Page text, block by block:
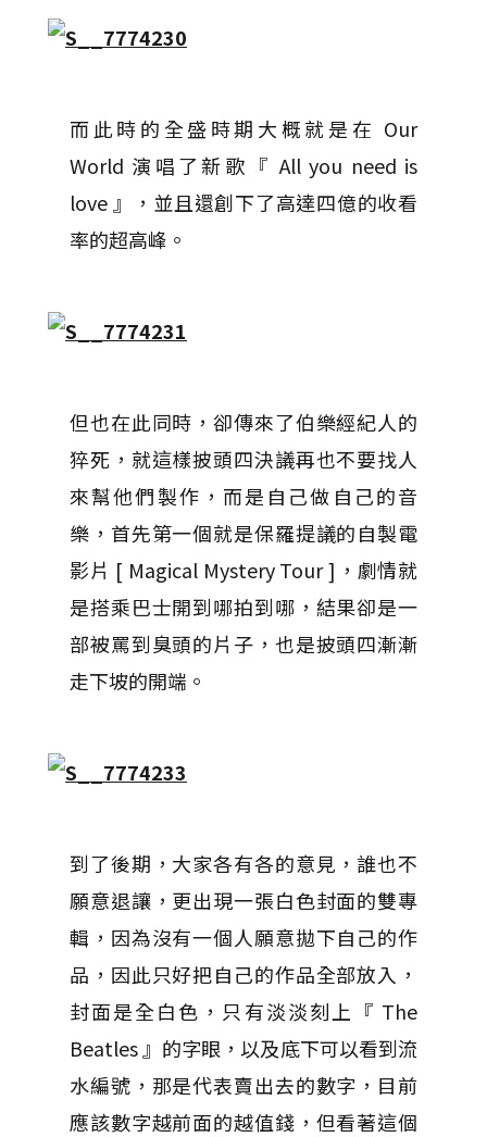
而此時的全盛時期大概就是在 Our
World 演唱了新歌『 All you need is
love 』，並且還創下了高達四億的收看
率的超高峰。
但也在此同時，卻傳來了伯樂經紀人的
猝死，就這樣披頭四決議再也不要找人
來幫他們製作，而是自己做自己的音
樂，首先第一個就是保羅提議的自製電
影片 [ Magical Mystery Tour ]，劇情就
是搭乘巴士開到哪拍到哪，結果卻是一
部被罵到臭頭的片子，也是披頭四漸漸
走下坡的開端。
到了後期，大家各有各的意見，誰也不
願意退讓，更出現一張白色封面的雙專
輯，因為沒有一個人願意拋下自己的作
品，因此只好把自己的作品全部放入，
封面是全白色，只有淡淡刻上『 The
Beatles 』的字眼，以及底下可以看到流
水編號，那是代表賣出去的數字，目前
應該數字越前面的越值錢，但看著這個